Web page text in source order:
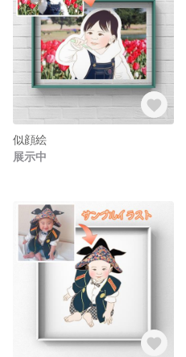
似顔絵
展示中